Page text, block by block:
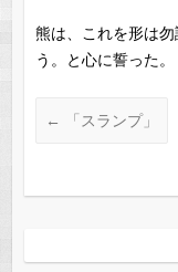
熊は、これを形は
う。と心に誓った。
← 「スランプ」